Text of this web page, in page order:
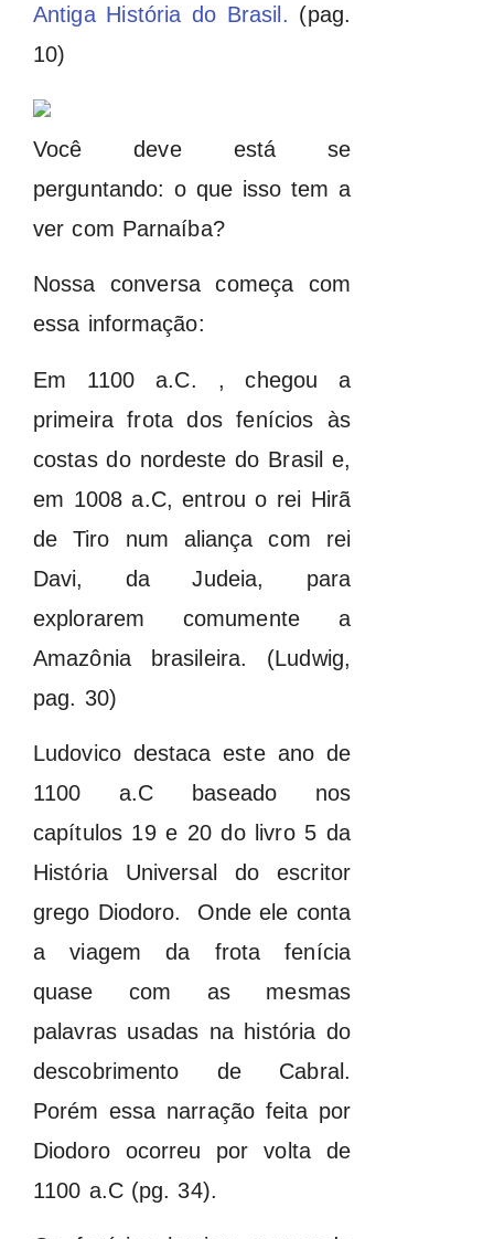
Antiga História do Brasil. (pag.
10)
Você deve está se
perguntando: o que isso tem a
ver com Parnaíba?
Nossa conversa começa com
essa informação:
Em 1100 a.C. , chegou a
primeira frota dos fenícios às
costas do nordeste do Brasil e,
em 1008 a.C, entrou o rei Hirã
de Tiro num aliança com rei
Davi, da Judeia, para
explorarem comumente a
Amazônia brasileira. (Ludwig,
pag. 30)
Ludovico destaca este ano de
1100 a.C baseado nos
capítulos 19 e 20 do livro 5 da
História Universal do escritor
grego Diodoro. Onde ele conta
a viagem da frota fenícia
quase com as mesmas
palavras usadas na história do
descobrimento de Cabral.
Porém essa narração feita por
Diodoro ocorreu por volta de
1100 a.C (pg. 34).